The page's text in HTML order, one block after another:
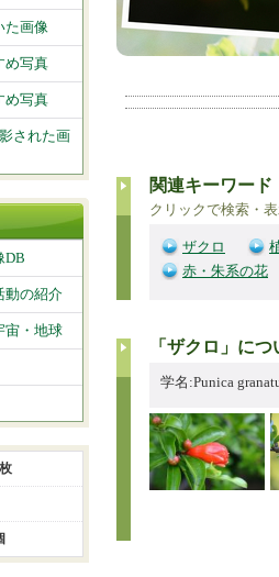
関連キーワード
クリックで検索・
ザクロ
赤・朱系の花
「ザクロ」につ
学名:Punica
た画像
め写真
め写真
された画
DB
動の紹介
宙・地球